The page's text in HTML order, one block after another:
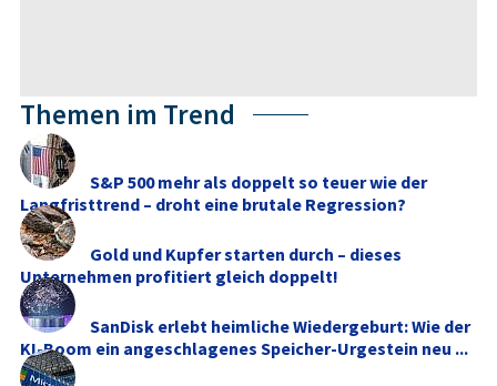
Themen im Trend
S&P 500 mehr als doppelt so teuer wie der
Langfristtrend – droht eine brutale Regression?
Gold und Kupfer starten durch – dieses
Unternehmen profitiert gleich doppelt!
SanDisk erlebt heimliche Wiedergeburt: Wie der
KI-Boom ein angeschlagenes Speicher-Urgestein neu ...